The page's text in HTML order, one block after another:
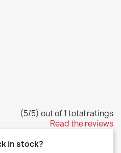
(5/5) out of 1 total ratings
Read the reviews
in stock?